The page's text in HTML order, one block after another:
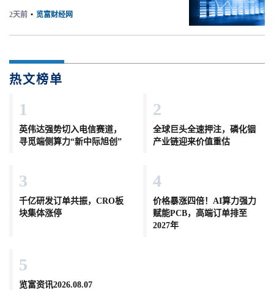
2天前 • 览富财经网
热文榜单
1
英伟达强势切入电信赛道，
寻觅端侧算力“新中际旭创”
2
全球巨头全速押注，磷化铟
产业链迎来价值重估
3
千亿研发订单共振，CRO板
块集体涨停
4
价格暴涨四倍！AI算力强力
赋能PCB，高端订单排至
2027年
5
览富资讯2026.08.07